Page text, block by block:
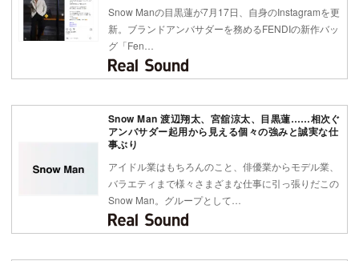
Snow Manの目黒蓮が7月17日、自身のInstagramを更
新。ブランドアンバサダーを務めるFENDIの新作バッ
グ「Fen…
Snow Man 渡辺翔太、宮舘涼太、目黒蓮……相次ぐ
アンバサダー起用から見える個々の強みと誠実な仕
事ぶり
アイドル業はもちろんのこと、俳優業からモデル業、
バラエティまで様々さまざまな仕事に引っ張りだこの
Snow Man。グループとして…